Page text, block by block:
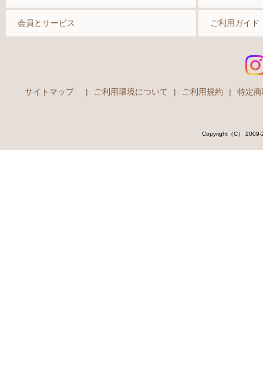
ソックス
会員とサービス ご利用ガイド
サイトマップ | ご利用環境について | ご利用規約 | 特定
Copyright（C）